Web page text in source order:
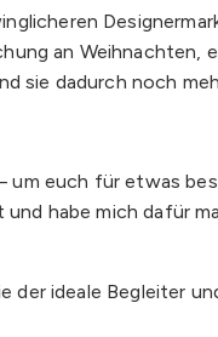
an Weihnachten,
sie dadurch noch
um euch für etwas
habe mich dafür
ideale Begleiter